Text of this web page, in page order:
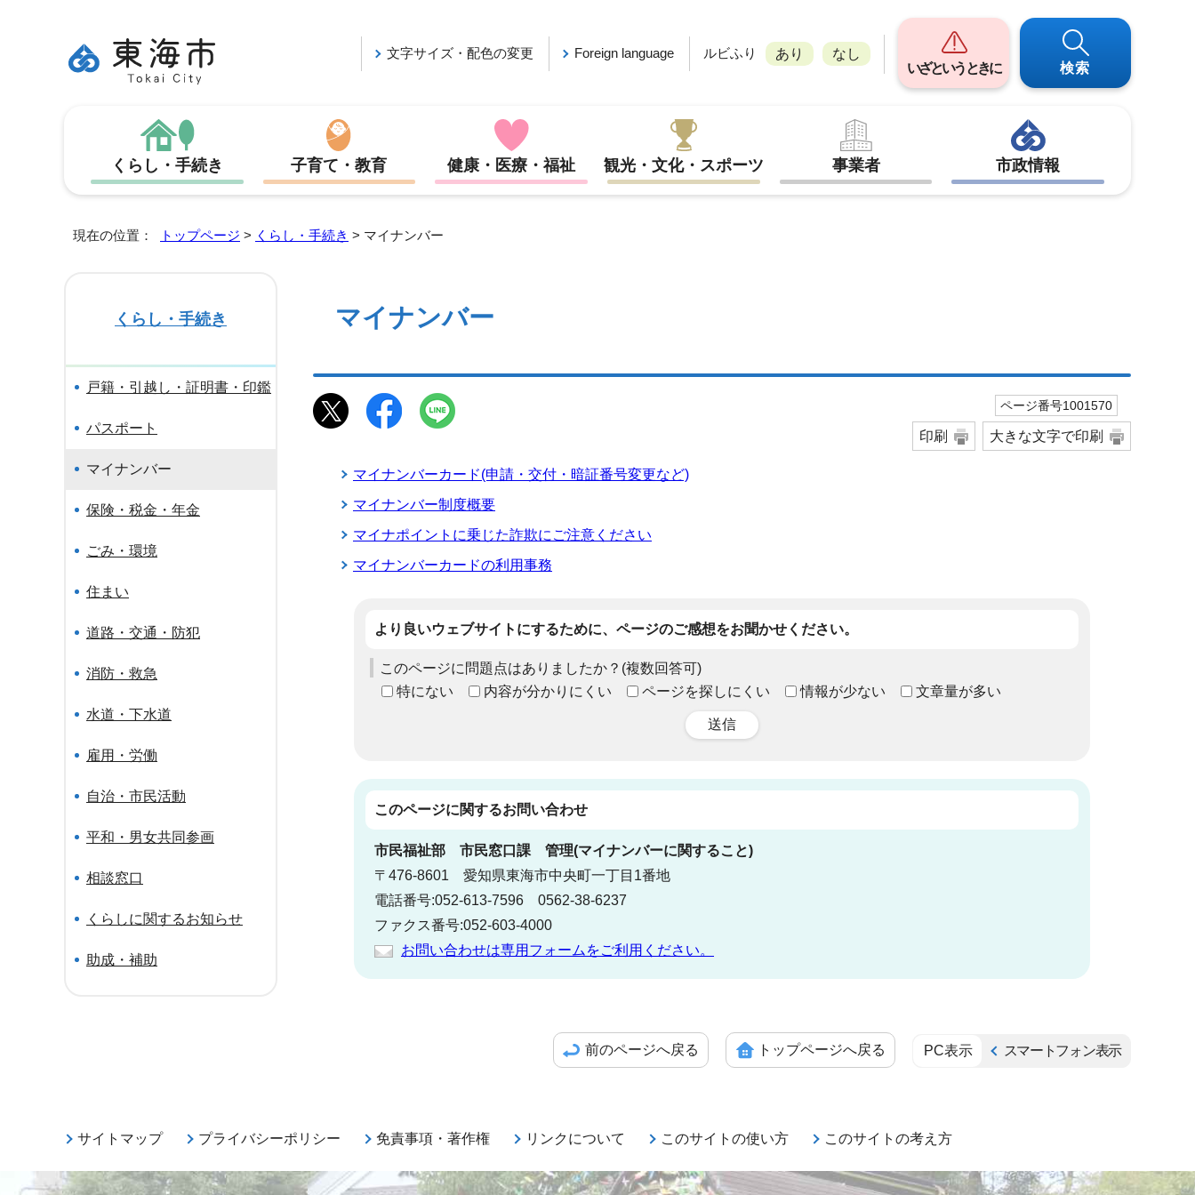
文字サイズ・配色の変更 Foreign language ルビふり あり
なし
いざというときに
検索
くらし・手続き 子育て・教育 健康・医療・福祉 観光・文化・スポーツ 事業者 市政情報
現在の位置： トップページ > くらし・手続き > マイナンバー
マイナンバー
ページ番号1001570
印刷 大きな文字で印刷
マイナンバーカード(申請・交付・暗証番号変更など)
マイナンバー制度概要
マイナポイントに乗じた詐欺にご注意ください
マイナンバーカードの利用事務
より良いウェブサイトにするために、ページのご感想をお聞かせください。
このページに問題点はありましたか？(複数回答可)
特にない
内容が分かりにくい ページを探しにくい 情報が少ない 文章量が多い
送信
このページに関するお問い合わせ
市民福祉部 市民窓口課 管理(マイナンバーに関すること)
〒476-8601 愛知県東海市中央町一丁目1番地
電話番号:052-613-7596 0562-38-6237
ファクス番号:052-603-4000
お問い合わせは専用フォームをご利用ください。
くらし・手続き
戸籍・引越し・証明書・印鑑
パスポート
マイナンバー
保険・税金・年金
ごみ・環境
住まい
道路・交通・防犯
消防・救急
水道・下水道
雇用・労働
自治・市民活動
平和・男女共同参画
相談窓口
くらしに関するお知らせ
助成・補助
前のページへ戻る トップページへ戻る PC表示 スマートフォン表示
サイトマップ プライバシーポリシー 免責事項・著作権 リンクについて このサイトの使い方 このサイトの考え方